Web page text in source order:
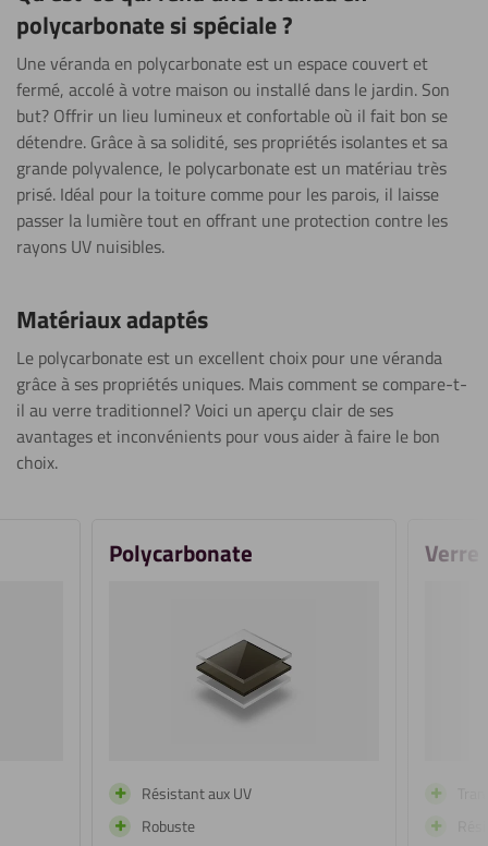
polycarbonate si spéciale ?
Une véranda en polycarbonate est un espace couvert et
fermé, accolé à votre maison ou installé dans le jardin. Son
but? Offrir un lieu lumineux et confortable où il fait bon se
détendre. Grâce à sa solidité, ses propriétés isolantes et sa
grande polyvalence, le polycarbonate est un matériau très
prisé. Idéal pour la toiture comme pour les parois, il laisse
passer la lumière tout en offrant une protection contre les
rayons UV nuisibles.
Matériaux adaptés
Le polycarbonate est un excellent choix pour une véranda
grâce à ses propriétés uniques. Mais comment se compare-t-
il au verre traditionnel? Voici un aperçu clair de ses
avantages et inconvénients pour vous aider à faire le bon
choix.
Polycarbonate
Résistant aux UV
Robuste
Verre